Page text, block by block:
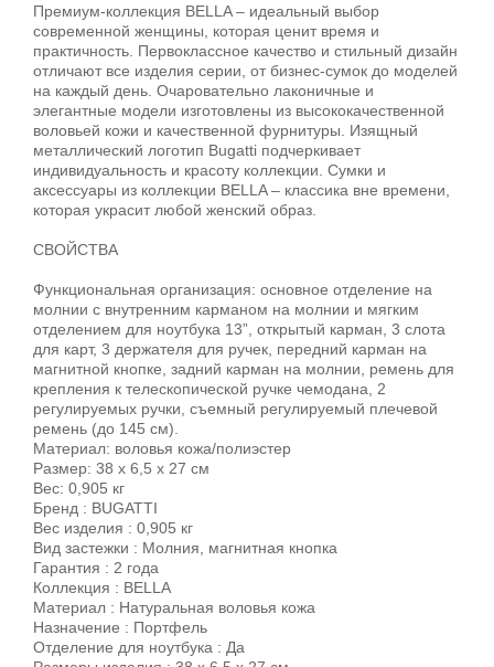
Премиум-коллекция BELLA – идеальный выбор
современной женщины, которая ценит время и
практичность. Первоклассное качество и стильный дизайн
отличают все изделия серии, от бизнес-сумок до моделей
на каждый день. Очаровательно лаконичные и
элегантные модели изготовлены из высококачественной
воловьей кожи и качественной фурнитуры. Изящный
металлический логотип Bugatti подчеркивает
индивидуальность и красоту коллекции. Сумки и
аксессуары из коллекции BELLA – классика вне времени,
которая украсит любой женский образ.
СВОЙСТВА
Функциональная организация: основное отделение на
молнии с внутренним карманом на молнии и мягким
отделением для ноутбука 13”, открытый карман, 3 слота
для карт, 3 держателя для ручек, передний карман на
магнитной кнопке, задний карман на молнии, ремень для
крепления к телескопической ручке чемодана, 2
регулируемых ручки, съемный регулируемый плечевой
ремень (до 145 см).
Материал: воловья кожа/полиэстер
Размер: 38 х 6,5 х 27 см
Вес: 0,905 кг
Бренд : BUGATTI
Вес изделия : 0,905 кг
Вид застежки : Молния, магнитная кнопка
Гарантия : 2 года
Коллекция : BELLA
Материал : Натуральная воловья кожа
Назначение : Портфель
Отделение для ноутбука : Да